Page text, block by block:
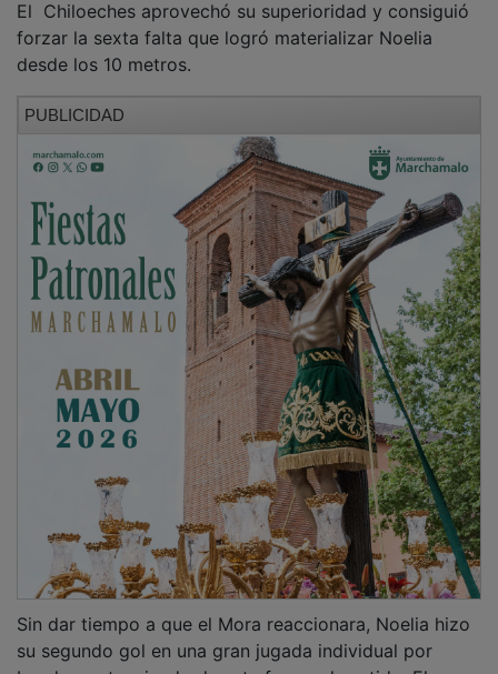
forzar la sexta falta que logró materializar Noelia
desde los 10 metros.
su segundo gol en una gran jugada individual por
banda, sentenciando de esta forma el partido. El